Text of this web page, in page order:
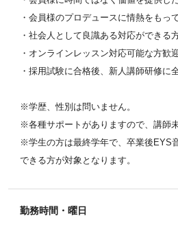
・会員様のプロデュースに情熱をもっ
・社会人として良識ある対応ができる方
・オンラインレッスン対応可能な方歓迎
・採用試験に合格後、新人講師研修に
※学歴、性別は問いません。
※各種サポートがありますので、講師
※学生の方は最終学年で、卒業後EYS
できる方が対象となります。
勤務時間・曜日